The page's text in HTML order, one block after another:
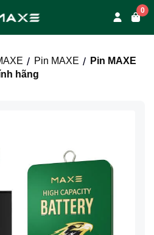
0
Pin MAXE
Pin MAXE
hãng